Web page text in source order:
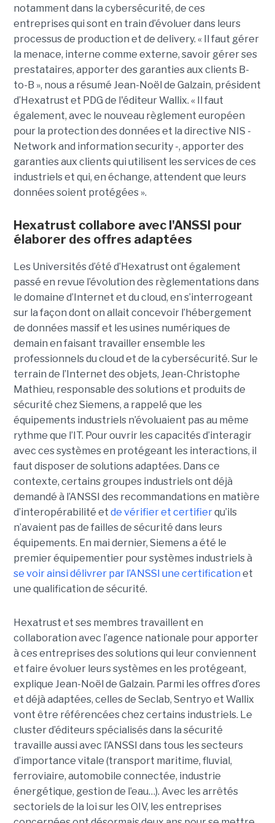
notamment dans la cybersécurité, de ces
entreprises qui sont en train d’évoluer dans leurs
processus de production et de delivery. « Il faut gérer
la menace, interne comme externe, savoir gérer ses
prestataires, apporter des garanties aux clients B-
to-B », nous a résumé Jean-Noël de Galzain, président
d’Hexatrust et PDG de l'éditeur Wallix. « Il faut
également, avec le nouveau règlement européen
pour la protection des données et la directive NIS -
Network and information security -, apporter des
garanties aux clients qui utilisent les services de ces
industriels et qui, en échange, attendent que leurs
données soient protégées ».
Hexatrust collabore avec l'ANSSI pour
élaborer des offres adaptées
Les Universités d’été d’Hexatrust ont également
passé en revue l’évolution des règlementations dans
le domaine d’Internet et du cloud, en s’interrogeant
sur la façon dont on allait concevoir l’hébergement
de données massif et les usines numériques de
demain en faisant travailler ensemble les
professionnels du cloud et de la cybersécurité. Sur le
terrain de l’Internet des objets, Jean-Christophe
Mathieu, responsable des solutions et produits de
sécurité chez Siemens, a rappelé que les
équipements industriels n’évoluaient pas au même
rythme que l’IT. Pour ouvrir les capacités d’interagir
avec ces systèmes en protégeant les interactions, il
faut disposer de solutions adaptées. Dans ce
contexte, certains groupes industriels ont déjà
demandé à l’ANSSI des recommandations en matière
d’interopérabilité et de vérifier et certifierqu’ils
n’avaient pas de failles de sécurité dans leurs
équipements. En mai dernier, Siemens a été le
premier équipementier pour systèmes industriels à
se voir ainsi délivrer par l’ANSSI une certification et
une qualification de sécurité.
Hexatrust et ses membres travaillent en
collaboration avec l’agence nationale pour apporter
à ces entreprises des solutions qui leur conviennent
et faire évoluer leurs systèmes en les protégeant,
explique Jean-Noël de Galzain. Parmi les offres d’ores
et déjà adaptées, celles de Seclab, Sentryo et Wallix
vont être référencées chez certains industriels. Le
cluster d’éditeurs spécialisés dans la sécurité
travaille aussi avec l’ANSSI dans tous les secteurs
d’importance vitale (transport maritime, fluvial,
ferroviaire, automobile connectée, industrie
énergétique, gestion de l’eau…). Avec les arrêtés
sectoriels de la loi sur les OIV, les entreprises